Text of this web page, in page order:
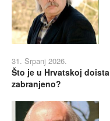
31. Srpanj 2026.
Što je u Hrvatskoj doista
zabranjeno?